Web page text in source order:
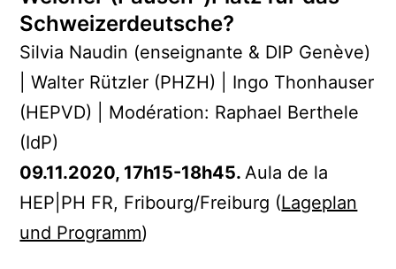
Schweizerdeutsche?
Silvia Naudin (enseignante & DIP Genève)
| Walter Rützler (PHZH) | Ingo Thonhauser
(HEPVD) | Modération: Raphael Berthele
(IdP)
09.11.2020, 17h15-18h45.Aula de la
HEP|PH FR, Fribourg/Freiburg (Lageplan
und Programm)